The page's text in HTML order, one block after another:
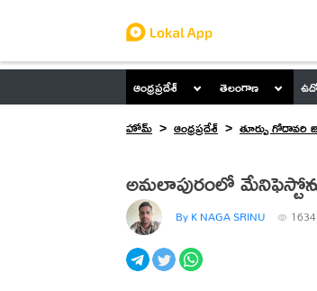
ఆంధ్రప్రదేశ్ తెలంగాణ
హోమ్
ఆంధ్రప్రదేశ్ తూర్పు గోదావరి
అమలాపురంలో
By K NAGA SRINU 1634